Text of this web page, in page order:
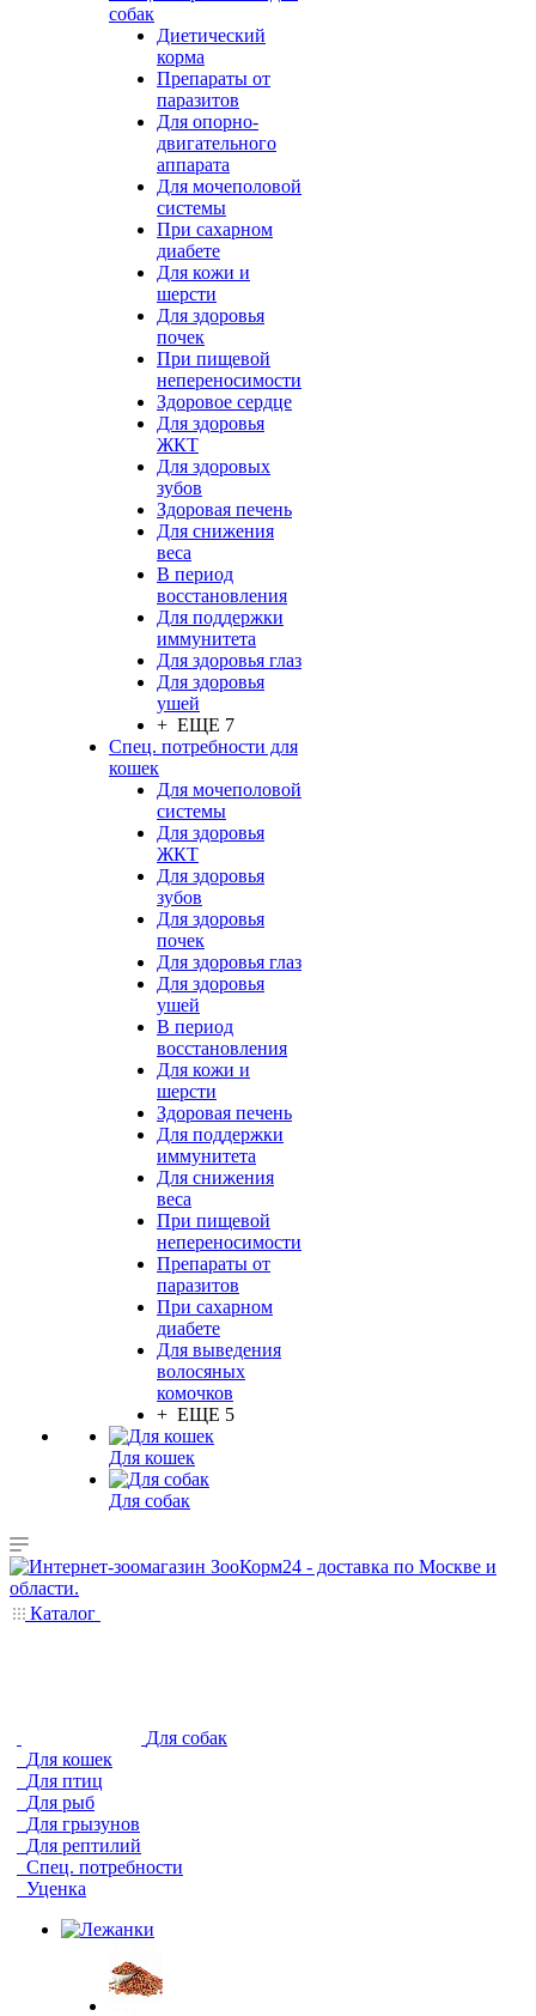
собак
Диетический
корма
Препараты от
паразитов
Для опорно-
двигательного
аппарата
Для мочеполовой
системы
При сахарном
диабете
Для кожи и
шерсти
Для здоровья
почек
При пищевой
непереносимости
Здоровое сердце
Для здоровья
ЖКТ
Для здоровых
зубов
Здоровая печень
Для снижения
веса
В период
восстановления
Для поддержки
иммунитета
Для здоровья глаз
Для здоровья
ушей
+ ЕЩЕ 7
Спец. потребности для
кошек
Для мочеполовой
системы
Для здоровья
ЖКТ
Для здоровья
зубов
Для здоровья
почек
Для здоровья глаз
Для здоровья
ушей
В период
восстановления
Для кожи и
шерсти
Здоровая печень
Для поддержки
иммунитета
Для снижения
веса
При пищевой
непереносимости
Препараты от
паразитов
При сахарном
диабете
Для выведения
волосяных
комочков
+ ЕЩЕ 5
Для кошек
Для собак
Каталог
Для собак
Для кошек
Для птиц
Для рыб
Для грызунов
Для рептилий
Спец. потребности
Уценка